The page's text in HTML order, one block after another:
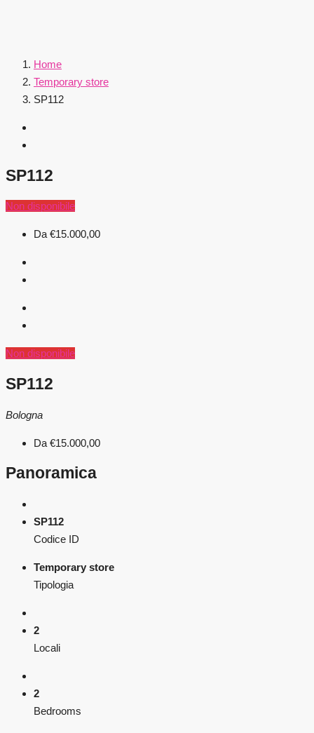
Home
Temporary store
SP112
SP112
Non disponibile
Da €15.000,00
Non disponibile
SP112
Bologna
Da €15.000,00
Panoramica
SP112
Codice ID
Temporary store
Tipologia
2
Locali
2
Bedrooms